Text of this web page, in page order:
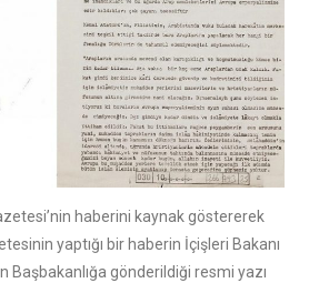
haberini kaynak göstererek
yaptığı bir haberin İçişleri Bakanı
Başbakanlığa gönderildiği resmi yazı